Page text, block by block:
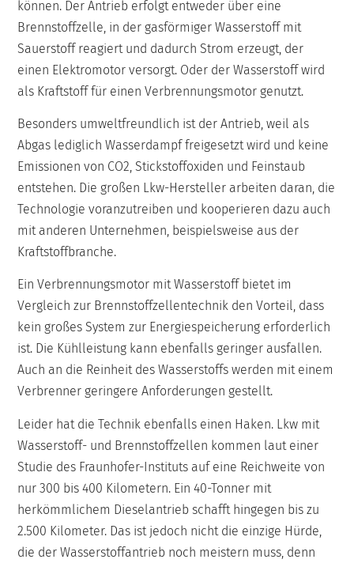
können. Der Antrieb erfolgt entweder über eine
Brennstoffzelle, in der gasförmiger Wasserstoff mit
Sauerstoff reagiert und dadurch Strom erzeugt, der
einen Elektromotor versorgt. Oder der Wasserstoff wird
als Kraftstoff für einen Verbrennungsmotor genutzt.
Besonders umweltfreundlich ist der Antrieb, weil als
Abgas lediglich Wasserdampf freigesetzt wird und keine
Emissionen von CO2, Stickstoffoxiden und Feinstaub
entstehen. Die großen Lkw-Hersteller arbeiten daran, die
Technologie voranzutreiben und kooperieren dazu auch
mit anderen Unternehmen, beispielsweise aus der
Kraftstoffbranche.
Ein Verbrennungsmotor mit Wasserstoff bietet im
Vergleich zur Brennstoffzellentechnik den Vorteil, dass
kein großes System zur Energiespeicherung erforderlich
ist. Die Kühlleistung kann ebenfalls geringer ausfallen.
Auch an die Reinheit des Wasserstoffs werden mit einem
Verbrenner geringere Anforderungen gestellt.
Leider hat die Technik ebenfalls einen Haken. Lkw mit
Wasserstoff- und Brennstoffzellen kommen laut einer
Studie des Fraunhofer-Instituts auf eine Reichweite von
nur 300 bis 400 Kilometern. Ein 40-Tonner mit
herkömmlichem Dieselantrieb schafft hingegen bis zu
2.500 Kilometer. Das ist jedoch nicht die einzige Hürde,
die der Wasserstoffantrieb noch meistern muss, denn